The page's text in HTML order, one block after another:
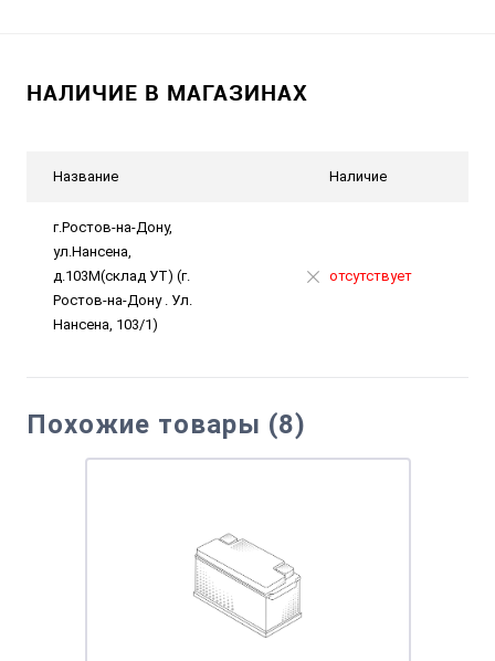
НАЛИЧИЕ В МАГАЗИНАХ
Название Наличие
г.Ростов-на-Дону,
ул.Нансена,
д.103М(склад УТ) (г.
Ростов-на-Дону . Ул.
Нансена, 103/1)
отсутствует
Похожие товары (8)